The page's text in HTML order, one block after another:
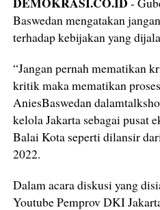
Baswedan mengatakan
terhadap kebijakan yang
“Jangan pernah mematikan
kritik maka mematikan
AniesBaswedan
kelola Jakarta sebagai pusat
Balai Kota seperti dilansir
2022.
Dalam acara diskusi yang
Youtube Pemprov DKI